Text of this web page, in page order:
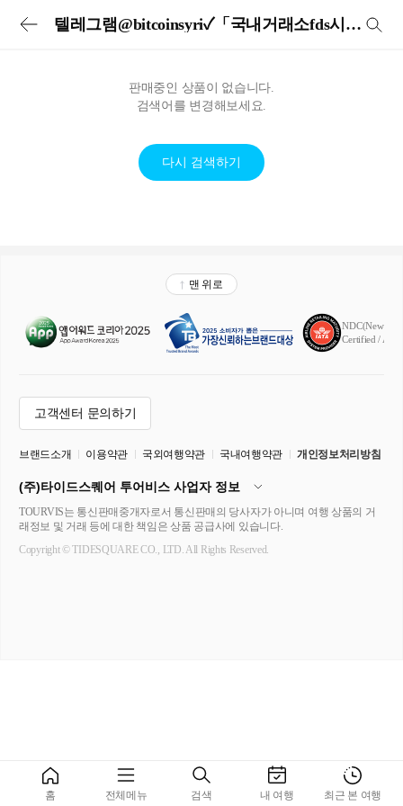
텔레그램@bitcoinsyri✓「국내거래소fds시간코인손대손
판매중인 상품이 없습니다.
검색어를 변경해보세요.
다시 검색하기